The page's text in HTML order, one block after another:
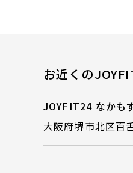
お近くの
JOYFIT24 なかも
大阪府堺市北区